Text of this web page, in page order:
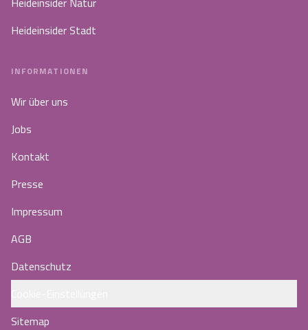
Heideinsider Stadt
INFORMATIONEN
Wir über uns
Jobs
Kontakt
Presse
Impressum
AGB
Datenschutz
Sitemap